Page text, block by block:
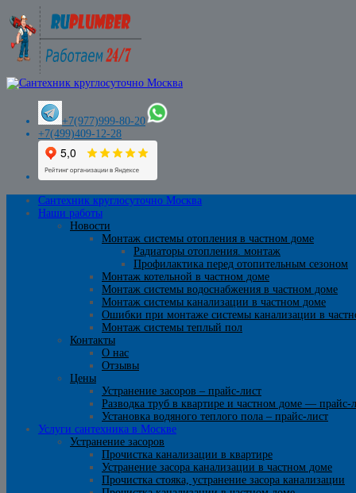
+7(977)999-80-20
+7(499)409-12-28
Сантехник круглосуточно Москва
Наши работы
Новости
Монтаж системы отопления в частном доме
Радиаторы отопления. монтаж
Профилактика перед отопительным сезоном
Монтаж котельной в частном доме
Монтаж системы водоснабжения в частном доме
Монтаж системы канализации в частном доме
Ошибки при монтаже системы канализации в
Монтаж системы теплый пол
Контакты
О нас
Отзывы
Цены
Устранение засоров – прайс-лист
Разводка труб в квартире и частном доме — прайс-
Установка водяного теплого пола – прайс-лист
Услуги сантехника в Москве
Устранение засоров
Прочистка канализации в квартире
Устранение засора канализации в частном доме
Прочистка стояка, устранение засора канализации